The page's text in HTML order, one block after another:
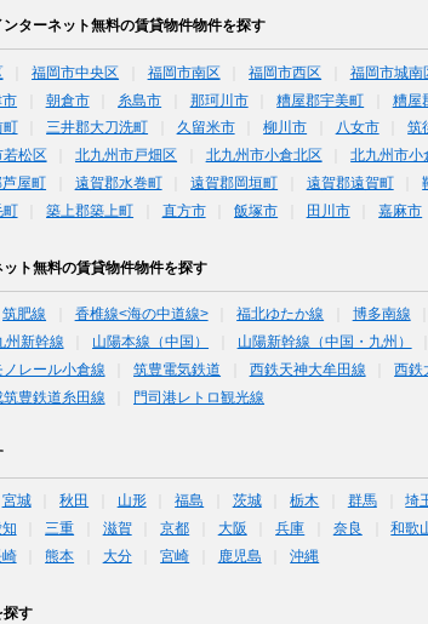
ターネット無料の賃貸物件物件を探す
福岡市中央区 福岡市南区 福岡市西区 福岡市城南
市 朝倉市 糸島市 那珂川市 糟屋郡宇美町 糟屋
三井郡大刀洗町 久留米市 柳川市 八女市 筑
若松区 北九州市戸畑区 北九州市小倉北区 北九州市小
屋町 遠賀郡水巻町 遠賀郡岡垣町 遠賀郡遠賀町
町 築上郡築上町 直方市 飯塚市 田川市 嘉麻市
ト無料の賃貸物件物件を探す
筑肥線 香椎線<海の中道線> 福北ゆたか線 博多南線
州新幹線 山陽本線（中国） 山陽新幹線（中国・九州）
ノレール小倉線 筑豊電気鉄道 西鉄天神大牟田線 西鉄
筑豊鉄道糸田線 門司港レトロ観光線
宮城 秋田 山形 福島 茨城 栃木 群馬 埼
三重 滋賀 京都 大阪 兵庫 奈良 和歌
崎 熊本 大分 宮崎 鹿児島 沖縄
探す